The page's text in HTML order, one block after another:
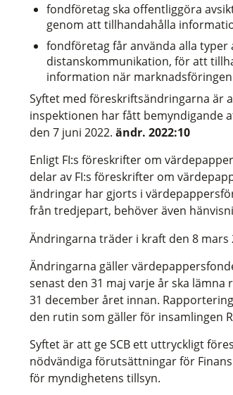
fondföretag ska offentliggöra
genom att tillhandahålla
fondföretag får använda alla
distanskommunikation, för att
information när
Syftet med föreskriftsändringarna är
inspektionen har fått bemyndigande
den 7 juni 2022.ändr. 2022:10
Enligt FI:s föreskrifter om
delar av FI:s föreskrifter om
ändringar har gjorts i
från tredjepart, behöver även
Ändringarna träder i kraft den 8 mars
Ändringarna gäller
senast den 31 maj varje år ska
31 december året innan.
den rutin som gäller för insamlingen
Syftet är att ge SCB ett uttryckligt
nödvändiga förutsättningar för
för myndighetens tillsyn.